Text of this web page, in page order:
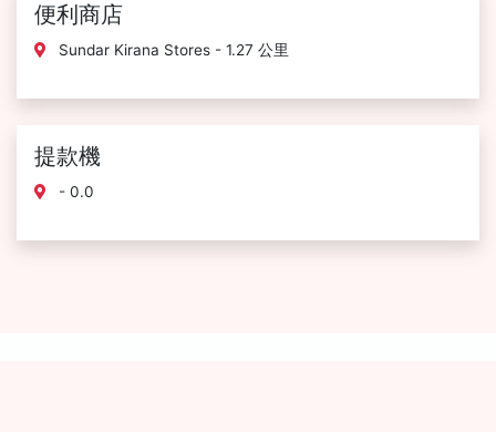
便利商店
Sundar Kirana Stores - 1.27 公里
提款機
- 0.0